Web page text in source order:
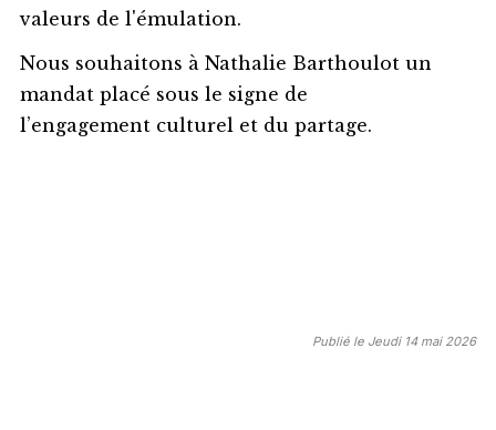
valeurs de l'émulation.
Nous souhaitons à Nathalie Barthoulot un
mandat placé sous le signe de
l’engagement culturel et du partage.
Publié le Jeudi 14 mai 2026